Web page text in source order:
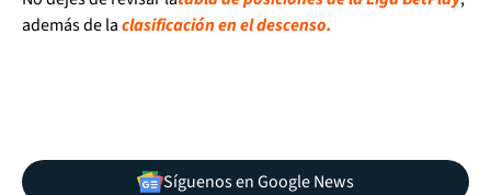
además de laclasificación en el descenso.
Síguenos en Google News